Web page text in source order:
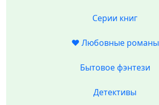
Серии книг
❤️ Любовные романы
Бытовое фэнтези
Детективы